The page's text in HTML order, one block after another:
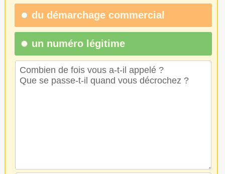
du démarchage commercial
un numéro légitime